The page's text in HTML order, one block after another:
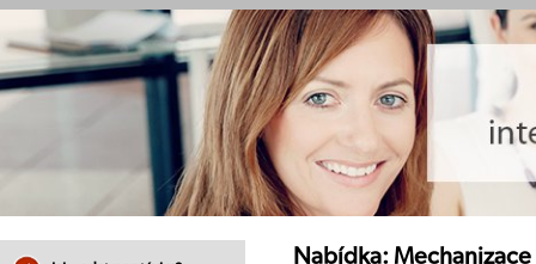
Nabídka: